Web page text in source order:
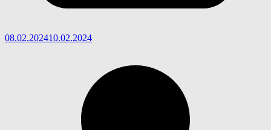
08.02.202410.02.2024